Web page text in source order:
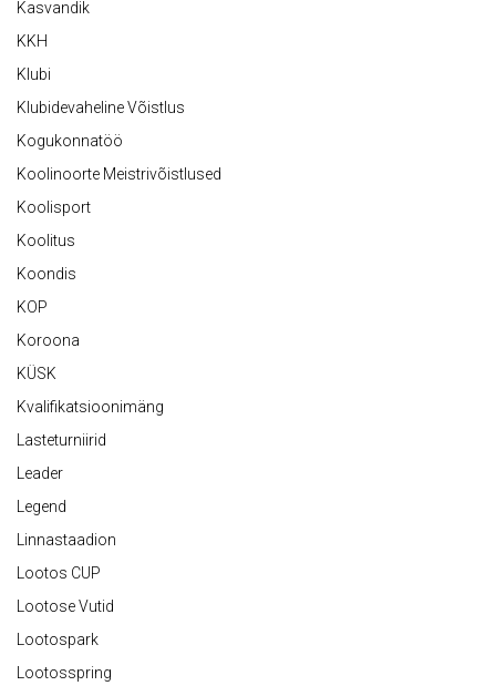
Kasvandik
KKH
Klubi
Klubidevaheline Võistlus
Kogukonnatöö
Koolinoorte Meistrivõistlused
Koolisport
Koolitus
Koondis
KOP
Koroona
KÜSK
Kvalifikatsioonimäng
Lasteturniirid
Leader
Legend
Linnastaadion
Lootos CUP
Lootose Vutid
Lootospark
Lootosspring